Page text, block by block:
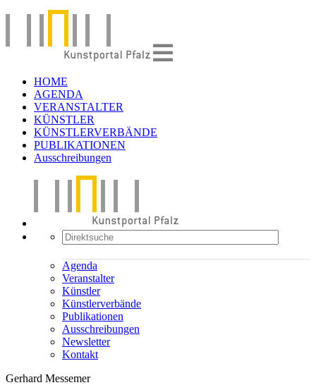
HOME
AGENDA
VERANSTALTER
KÜNSTLER
KÜNSTLERVERBÄNDE
PUBLIKATIONEN
Ausschreibungen
Agenda
Veranstalter
Künstler
Künstlerverbände
Publikationen
Ausschreibungen
Newsletter
Kontakt
Gerhard Messemer